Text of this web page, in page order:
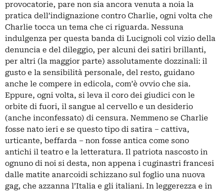
provocatorie, pare non sia ancora venuta a noia la
pratica dell’indignazione contro Charlie, ogni volta che
Charlie tocca un tema che ci riguarda. Nessuna
indulgenza per questa banda di Lucignoli col vizio della
denuncia e del dileggio, per alcuni dei satiri brillanti,
per altri (la maggior parte) assolutamente dozzinali: il
gusto e la sensibilità personale, del resto, guidano
anche le compere in edicola, com’è ovvio che sia.
Eppure, ogni volta, si leva il coro dei giudici con le
orbite di fuori, il sangue al cervello e un desiderio
(anche inconfessato) di censura. Nemmeno se Charlie
fosse nato ieri e se questo tipo di satira – cattiva,
urticante, beffarda – non fosse antica come sono
antichi il teatro e la letteratura. Il patriota nascosto in
ognuno di noi si desta, non appena i cuginastri francesi
dalle matite anarcoidi schizzano sul foglio una nuova
gag, che azzanna l’Italia e gli italiani. In leggerezza e in